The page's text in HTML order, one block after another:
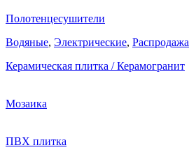
Полотенцесушители
Водяные, Электрические, Распродажа
Керамическая плитка / Керамогранит
Мозаика
ПВХ плитка